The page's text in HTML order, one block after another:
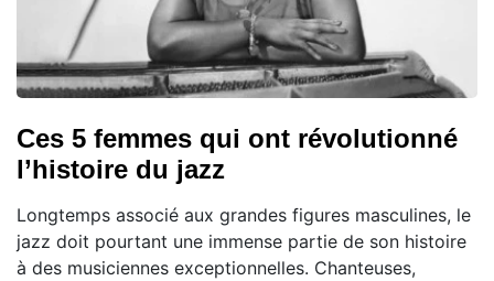
Ces 5 femmes qui ont révolutionné
l’histoire du jazz
Longtemps associé aux grandes figures masculines, le
jazz doit pourtant une immense partie de son histoire
à des musiciennes exceptionnelles. Chanteuses,